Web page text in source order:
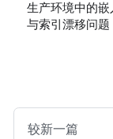
生产环境中的
与索引漂移问题
较新一篇